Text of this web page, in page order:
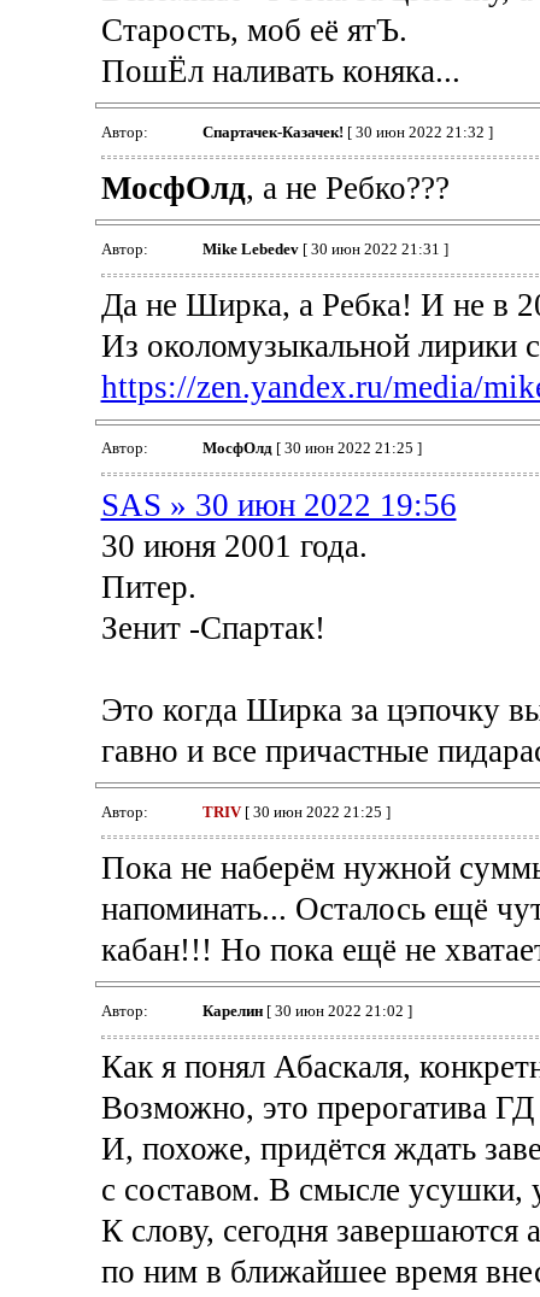
Старость, моб её ятЪ.
ПошЁл наливать коняка...
Автор: Спартачек-Казачек! [ 30 июн 2022 21:32 ]
МосфОлд, а не Ребко???
Автор: Mike Lebedev[ 30 июн 2022 21:31 ]
Да не Ширка, а Ребка! И не в
Из околомузыкальной
https://zen.yandex.ru/media/
Автор: МосфОлд[ 30 июн 2022 21:25 ]
SAS » 30 июн 2022 19:56
30 июня 2001 года.
Питер.
Зенит -Спартак!
Это когда Ширка за цэпочку
гавно и все причастные
Автор: TRIV[ 30 июн 2022 21:25 ]
Пока не наберём нужной
напоминать... Осталось ещё
кабан!!! Но пока ещё не
Автор: Карелин[ 30 июн 2022 21:02 ]
Как я понял Абаскаля,
Возможно, это прерогатива
И, похоже, придётся ждать
с составом. В смысле усушки,
К слову, сегодня
по ним в ближайшее время